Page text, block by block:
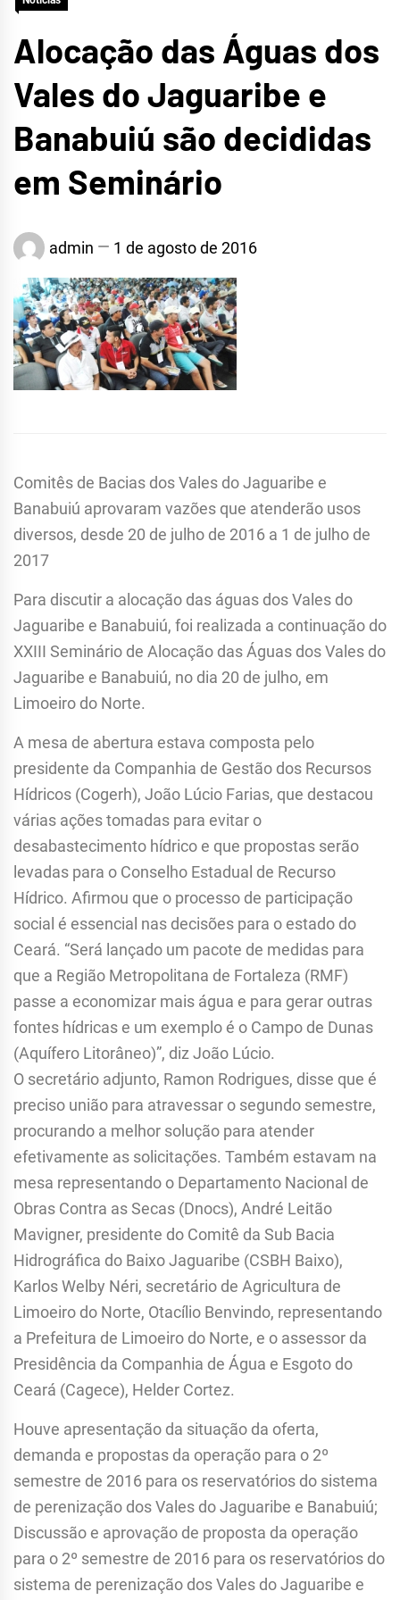
Alocação das Águas dos
Vales do Jaguaribe e
Banabuiú são decididas
em Seminário
admin 1 de agosto de 2016
Comitês de Bacias dos Vales do Jaguaribe e
Banabuiú aprovaram vazões que atenderão usos
diversos, desde 20 de julho de 2016 a 1 de julho de
2017
Para discutir a alocação das águas dos Vales do
Jaguaribe e Banabuiú, foi realizada a continuação do
XXIII Seminário de Alocação das Águas dos Vales do
Jaguaribe e Banabuiú, no dia 20 de julho, em
Limoeiro do Norte.
A mesa de abertura estava composta pelo
presidente da Companhia de Gestão dos Recursos
Hídricos (Cogerh), João Lúcio Farias, que destacou
várias ações tomadas para evitar o
desabastecimento hídrico e que propostas serão
levadas para o Conselho Estadual de Recurso
Hídrico. Afirmou que o processo de participação
social é essencial nas decisões para o estado do
Ceará. “Será lançado um pacote de medidas para
que a Região Metropolitana de Fortaleza (RMF)
passe a economizar mais água e para gerar outras
fontes hídricas e um exemplo é o Campo de Dunas
(Aquífero Litorâneo)”, diz João Lúcio.
O secretário adjunto, Ramon Rodrigues, disse que é
preciso união para atravessar o segundo semestre,
procurando a melhor solução para atender
efetivamente as solicitações. Também estavam na
mesa representando o Departamento Nacional de
Obras Contra as Secas (Dnocs), André Leitão
Mavigner, presidente do Comitê da Sub Bacia
Hidrográfica do Baixo Jaguaribe (CSBH Baixo),
Karlos Welby Néri, secretário de Agricultura de
Limoeiro do Norte, Otacílio Benvindo, representando
a Prefeitura de Limoeiro do Norte, e o assessor da
Presidência da Companhia de Água e Esgoto do
Ceará (Cagece), Helder Cortez.
Houve apresentação da situação da oferta,
demanda e propostas da operação para o 2º
semestre de 2016 para os reservatórios do sistema
de perenização dos Vales do Jaguaribe e Banabuiú;
Discussão e aprovação de proposta da operação
para o 2º semestre de 2016 para os reservatórios do
sistema de perenização dos Vales do Jaguaribe e